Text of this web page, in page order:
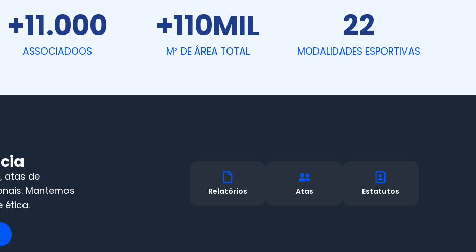
ASSOCIADOOS
+11.000
M² DE ÁREA TOTAL
+110MIL
MODALIDADES ESPORTIVAS
22
atas de
Mantemos
ética.
Relatórios Atas Estatutos